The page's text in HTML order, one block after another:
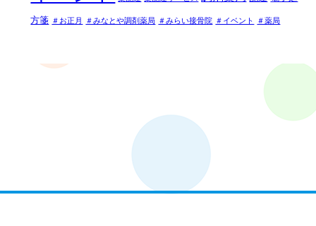
方箋 ＃お正月 ＃みなとや調剤薬局 ＃みらい接骨院 ＃イベント ＃薬局